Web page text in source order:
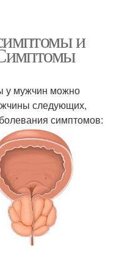
и
у мужчин можно
следующих,
симптомов: